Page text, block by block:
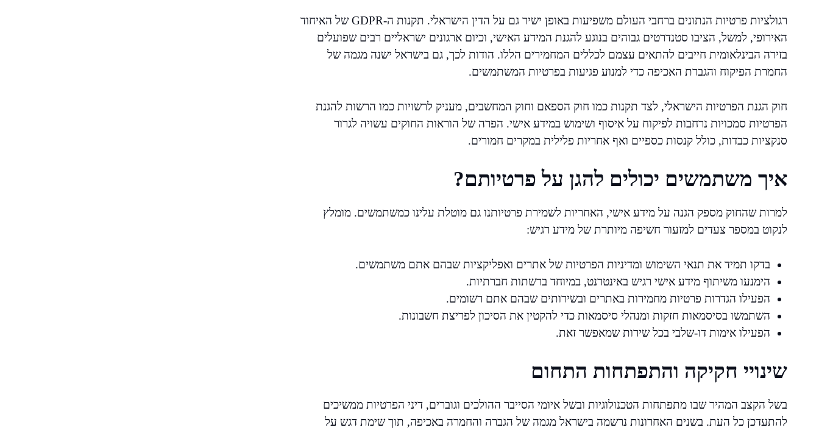
רגולציות פרטיות הנתונים ברחבי העולם משפיעות באופן ישיר גם על הדין הישראלי. תקנות ה-GDPR של האיחוד
האירופי, למשל, הציבו סטנדרטים גבוהים בנוגע להגנת המידע האישי, וכיום ארגונים ישראליים רבים שפועלים
בזירה הבינלאומית חייבים להתאים עצמם לכללים המחמירים הללו. הודות לכך, גם בישראל ישנה מגמה של
החמרת הפיקוח והגברת האכיפה כדי למנוע פגיעות בפרטיות המשתמשים.
חוק הגנת הפרטיות הישראלי, לצד תקנות כמו חוק הספאם וחוק המחשבים, מעניק לרשויות כמו הרשות להגנת
הפרטיות סמכויות נרחבות לפיקוח על איסוף ושימוש במידע אישי. הפרה של הוראות החוקים עשויה לגרור
סנקציות כבדות, כולל קנסות כספיים ואף אחריות פלילית במקרים חמורים.
איך משתמשים יכולים להגן על פרטיותם?
למרות שהחוק מספק הגנה על מידע אישי, האחריות לשמירת פרטיותנו גם מוטלת עלינו כמשתמשים. מומלץ
לנקוט במספר צעדים למזעור חשיפה מיותרת של מידע רגיש:
בדקו תמיד את תנאי השימוש ומדיניות הפרטיות של אתרים ואפליקציות שבהם אתם משתמשים.
הימנעו משיתוף מידע אישי רגיש באינטרנט, במיוחד ברשתות חברתיות.
הפעילו הגדרות פרטיות מחמירות באתרים ובשירותים שבהם אתם רשומים.
השתמשו בסיסמאות חזקות ומנהלי סיסמאות כדי להקטין את הסיכון לפריצת חשבונות.
הפעילו אימות דו-שלבי בכל שירות שמאפשר זאת.
שינויי חקיקה והתפתחות התחום
בשל הקצב המהיר שבו מתפתחות הטכנולוגיות ובשל איומי הסייבר ההולכים וגוברים, דיני הפרטיות ממשיכים
להתעדכן כל העת. בשנים האחרונות נרשמה בישראל מגמה של הגברה והחמרה באכיפה, תוך שימת דגש על